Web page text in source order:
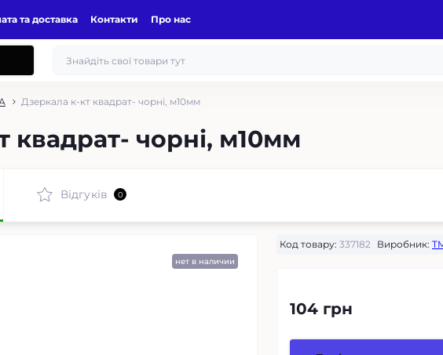
та доставка Контакти Про нас
Дзеркала к-кт квадрат- чорні, м10мм
квадрат- чорні, м10мм
Відгуків 0
нет в наличии
Код товару: 337182 Виробник:
104 грн